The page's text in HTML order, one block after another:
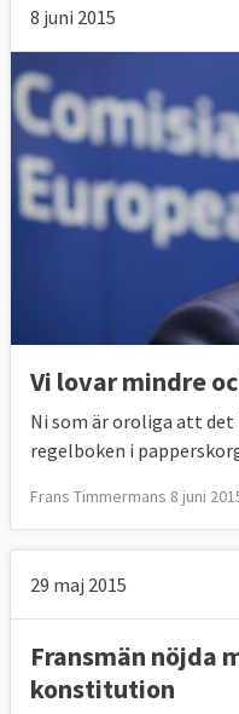
8 juni 2015
Vi lovar mindre
Ni som är oroliga att
regelboken i
Frans Timmermans 8 juni
29 maj 2015
Fransmän nöjda
konstitution